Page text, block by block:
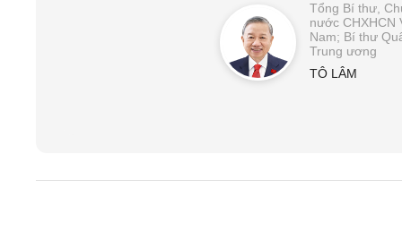
Tổng Bí thư,
nước CHXHCN
Nam; Bí thư
Trung ương
TÔ LÂM